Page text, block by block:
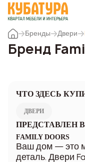
Бренды
Двери
Бренд
ЧТО ЗДЕСЬ
ДВЕРИ
ПРЕДСТАВЛЕН
FAMILY DOORS
Ваш дом — это
деталь. Двери